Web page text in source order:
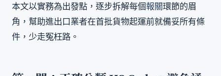
本文以實務為出發點，逐步拆解每個報關環節的眉
角，幫助進出口業者在首批貨物起運前就備妥所有條
件，少走冤枉路。